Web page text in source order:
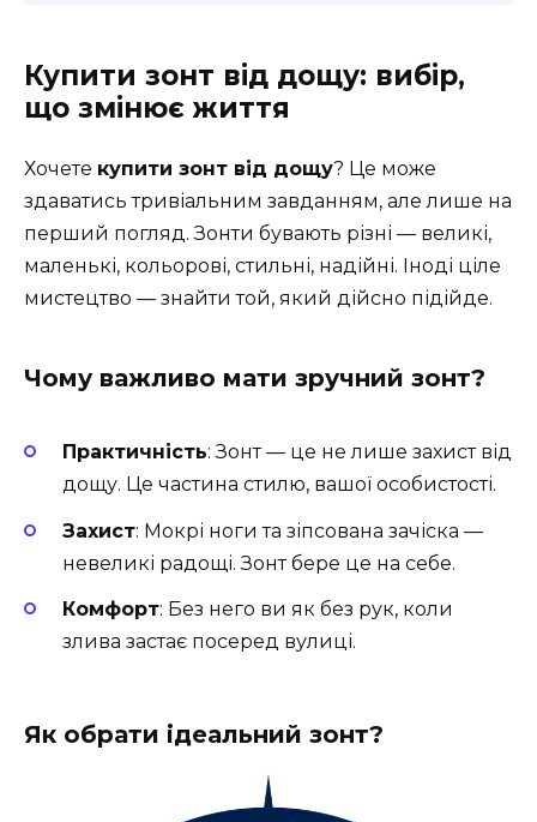
Купити зонт від дощу: вибір,
що змінює життя
Хочете купити зонт від дощу? Це може
здаватись тривіальним завданням, але лише на
перший погляд. Зонти бувають різні — великі,
маленькі, кольорові, стильні, надійні. Іноді ціле
мистецтво — знайти той, який дійсно підійде.
Чому важливо мати зручний зонт?
Практичність: Зонт — це не лише захист від
дощу. Це частина стилю, вашої особистості.
Захист: Мокрі ноги та зіпсована зачіска —
невеликі радощі. Зонт бере це на себе.
Комфорт: Без него ви як без рук, коли
злива застає посеред вулиці.
Як обрати ідеальний зонт?